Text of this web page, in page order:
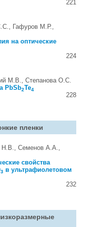
221
Гафуров М.Р.,
на оптические
224
М.В., Степанова О.С.
PbSb2Te4
228
пленки
Н.В., Семенов А.А.,
свойства
3 в ультрафиолетовом
232